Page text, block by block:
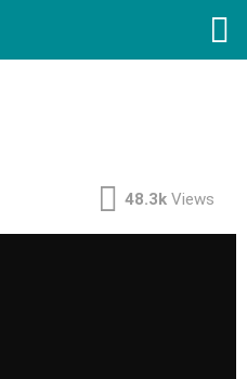
48.3k Views